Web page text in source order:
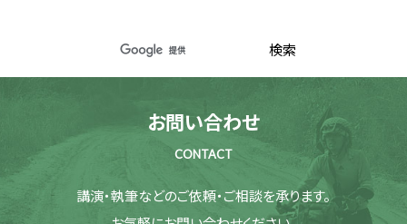
お問い合わせ
CONTACT
講演・執筆などのご依頼・ご相談を承ります。